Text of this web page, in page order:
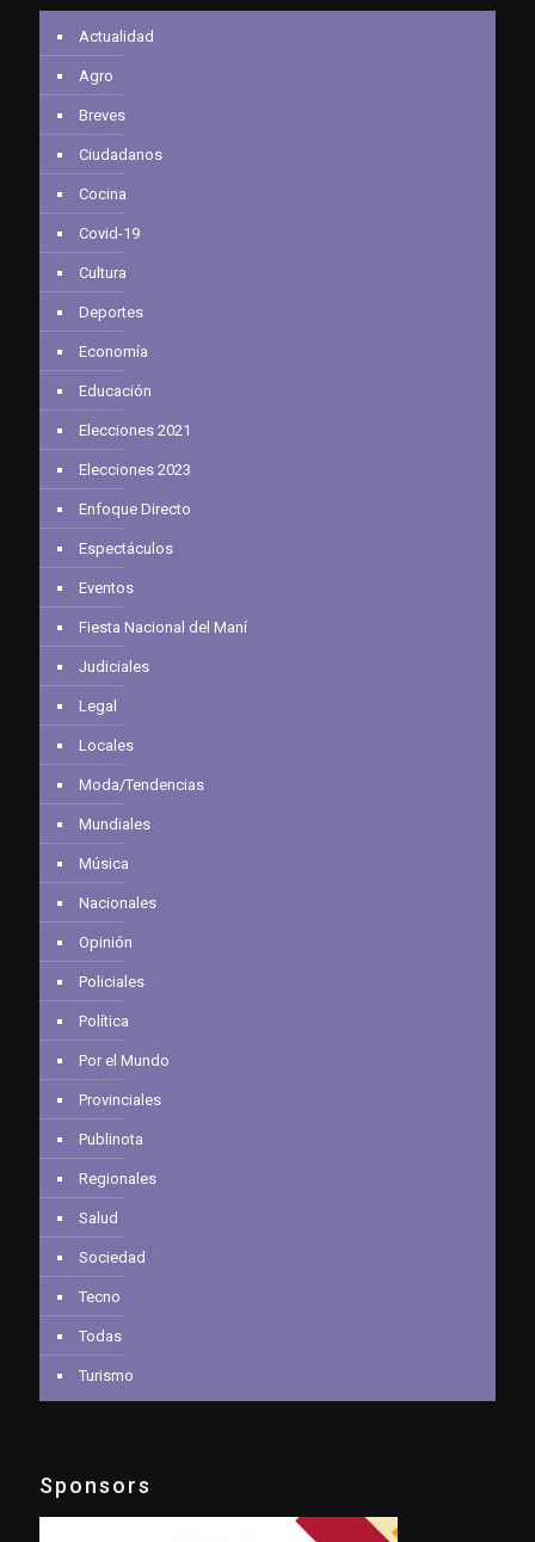
Actualidad
Agro
Breves
Ciudadanos
Cocina
Covid-19
Cultura
Deportes
Economía
Educación
Elecciones 2021
Elecciones 2023
Enfoque Directo
Espectáculos
Eventos
Fiesta Nacional del Maní
Judiciales
Legal
Locales
Moda/Tendencias
Mundiales
Música
Nacionales
Opinión
Policiales
Política
Por el Mundo
Provinciales
Publinota
Regionales
Salud
Sociedad
Tecno
Todas
Turismo
Sponsors